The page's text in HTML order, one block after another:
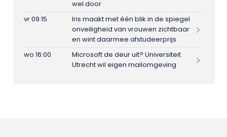
wel door
vr 09:15
Iris maakt met één blik in de spiegel
onveiligheid van vrouwen zichtbaar
en wint daarmee afstudeerprijs
wo 16:00
Microsoft de deur uit? Universiteit
Utrecht wil eigen mailomgeving